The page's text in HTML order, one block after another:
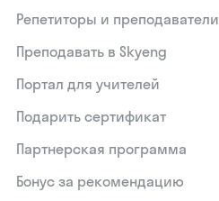
Репетиторы и преподаватели
Преподавать в Skyeng
Портал для учителей
Подарить сертификат
Партнерская программа
Бонус за рекомендацию